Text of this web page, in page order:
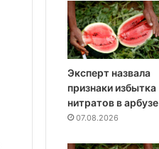
Эксперт назвала
признаки избытка
нитратов в арбузе
07.08.2026